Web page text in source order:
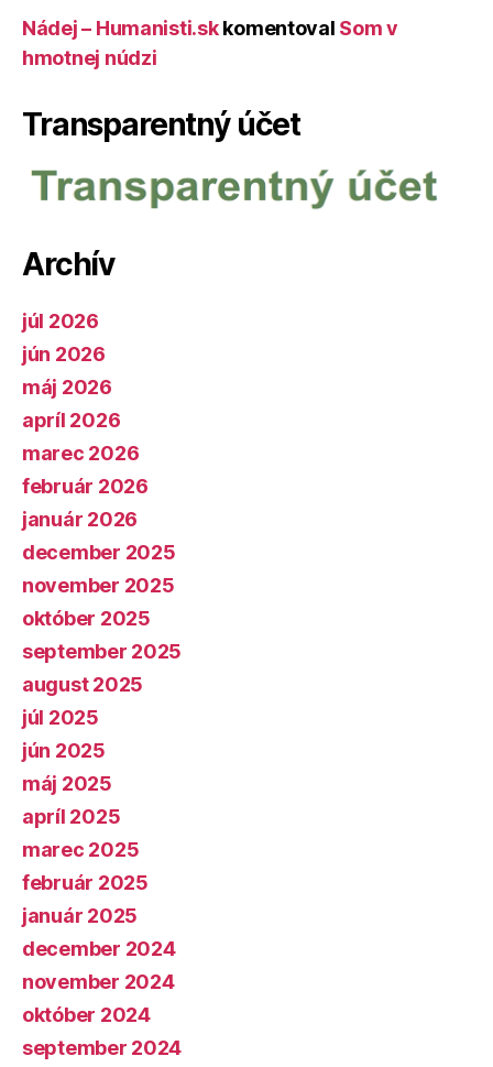
Nádej – Humanisti.skkomentoval Som v
hmotnej núdzi
Transparentný účet
Archív
júl 2026
jún 2026
máj 2026
apríl 2026
marec 2026
február 2026
január 2026
december 2025
november 2025
október 2025
september 2025
august 2025
júl 2025
jún 2025
máj 2025
apríl 2025
marec 2025
február 2025
január 2025
december 2024
november 2024
október 2024
september 2024